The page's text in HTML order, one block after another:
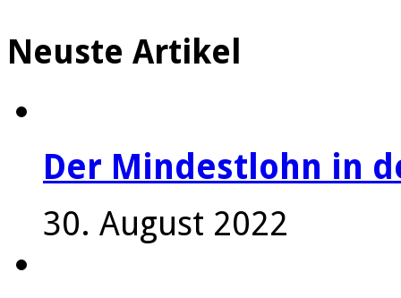
Neuste Artikel
Der Mindestlohn in
30. August 2022